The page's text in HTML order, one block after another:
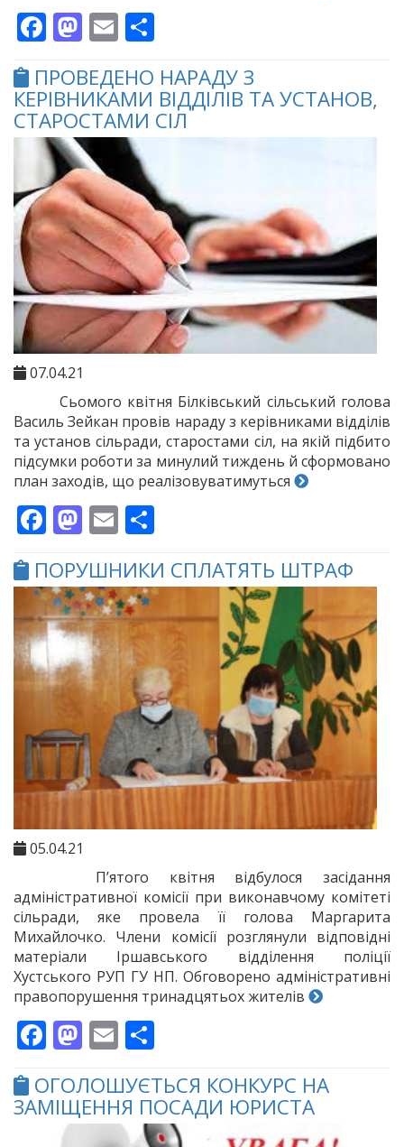
Facebook
Mastodon
Email
ПРОВЕДЕНО НАРАДУ З
КЕРІВНИКАМИ ВІДДІЛІВ ТА УСТАНОВ,
СТАРОСТАМИ СІЛ
07.04.21
Сьомого квітня Білківський сільський голова
Василь Зейкан провів нараду з керівниками відділів
та установ сільради, старостами сіл, на якій підбито
підсумки роботи за минулий тиждень й сформовано
план заходів, що реалізовуватимуться
Facebook
Mastodon
Email
ПОРУШНИКИ СПЛАТЯТЬ ШТРАФ
05.04.21
П’ятого квітня відбулося засідання
адміністративної комісії при виконавчому комітеті
сільради, яке провела її голова Маргарита
Михайлочко. Члени комісії розглянули відповідні
матеріали Іршавського відділення поліції
Хустського РУП ГУ НП. Обговорено адміністративні
правопорушення тринадцятьох жителів
Facebook
Mastodon
Email
ОГОЛОШУЄТЬСЯ КОНКУРС НА
ЗАМІЩЕННЯ ПОСАДИ ЮРИСТА